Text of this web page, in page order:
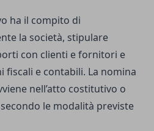
ha il compito di
la società, stipulare
con clienti e fornitori e
fiscali e contabili. La nomina
nell’atto costitutivo o
le modalità previste